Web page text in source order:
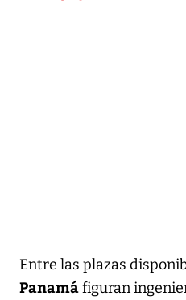
Entre las plazas
Panamáfiguran